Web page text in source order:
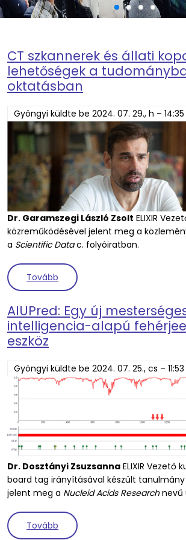
CT szkannerek és állati
lehetőségek a
oktatásban
Gyöngyi küldte be 2024. 07. 29., h – 14:35
Dr. Garamszegi László Zsolt ELIXIR
közreműködésével jelent meg a
a Scientific Datac. folyóiratban.
Tovább (CT szkannerek és állati
AIUPred: Egy új
intelligencia-alapú
eszköz
Gyöngyi küldte be 2024. 07. 25., cs – 11:53
Dr. Dosztányi Zsuzsanna ELIXIR Vezető
board tag irányításával készült tanulmány
jelent meg a Nucleid Acids Researchnevű
Tovább (AIUPred: Egy új